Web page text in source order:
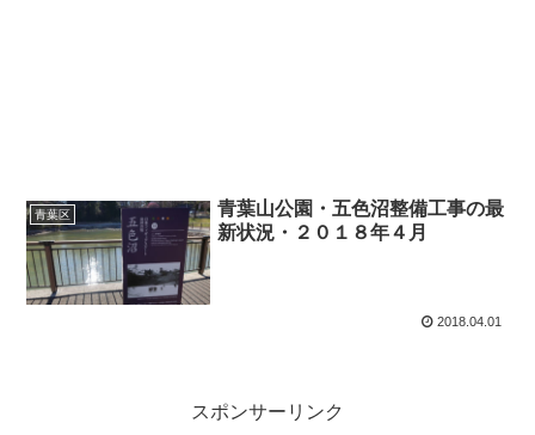
青葉区
青葉山公園・五色沼整備工事の最
新状況・２０１８年４月
2018.04.01
スポンサーリンク